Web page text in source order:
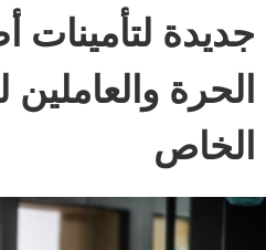
جديدة
الحرة
الخاص